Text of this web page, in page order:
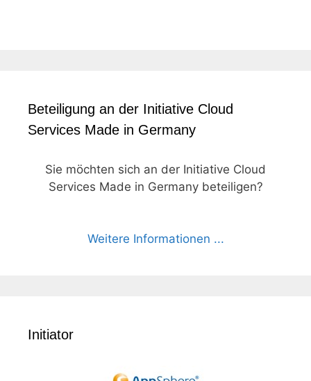
Beteiligung an der Initiative Cloud
Services Made in Germany
Sie möchten sich an der Initiative Cloud
Services Made in Germany beteiligen?
Weitere Informationen ...
Initiator